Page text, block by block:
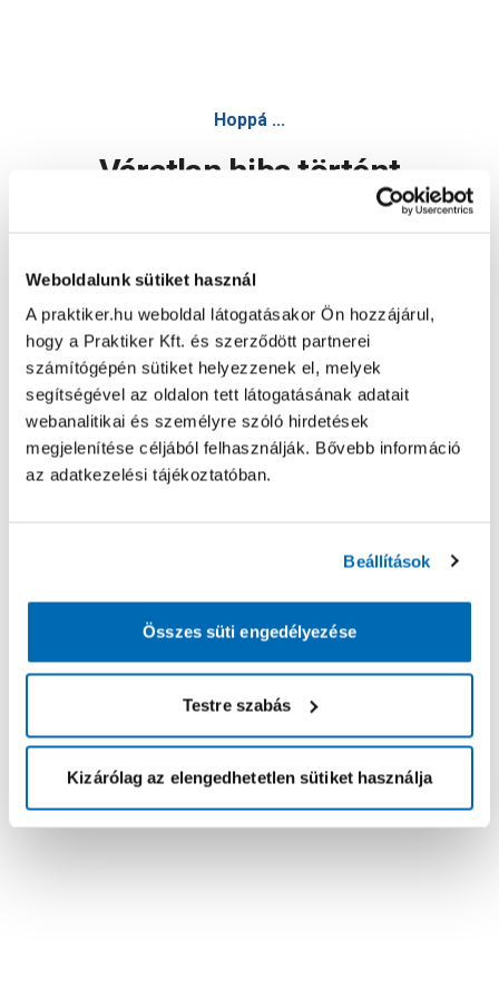
Weboldalunk sütiket használ
A praktiker.hu weboldal látogatásakor Ön hozzájárul,
hogy a Praktiker Kft. és szerződött partnerei
számítógépén sütiket helyezzenek el, melyek
segítségével az oldalon tett látogatásának adatait
webanalitikai és személyre szóló hirdetések
megjelenítése céljából felhasználják. Bővebb információ
az adatkezelési tájékoztatóban.
Beállítások
Összes süti engedélyezése
Testre szabás
Kizárólag az elengedhetetlen sütiket használja
Hoppá ...
Váratlan hiba történt
Oldal újratöltése